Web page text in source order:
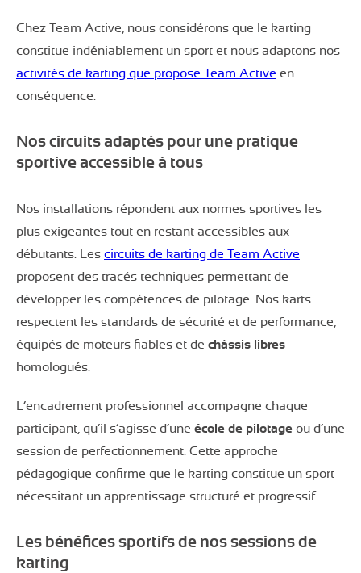
Chez Team Active, nous considérons que le karting
constitue indéniablement un sport et nous adaptons nos
activités de karting que propose Team Active en
conséquence.
Nos circuits adaptés pour une pratique
sportive accessible à tous
Nos installations répondent aux normes sportives les
plus exigeantes tout en restant accessibles aux
débutants. Les circuits de karting de Team Active
proposent des tracés techniques permettant de
développer les compétences de pilotage. Nos karts
respectent les standards de sécurité et de performance,
équipés de moteurs fiables et de châssis libres
homologués.
L’encadrement professionnel accompagne chaque
participant, qu’il s’agisse d’une école de pilotage ou d’une
session de perfectionnement. Cette approche
pédagogique confirme que le karting constitue un sport
nécessitant un apprentissage structuré et progressif.
Les bénéfices sportifs de nos sessions de
karting